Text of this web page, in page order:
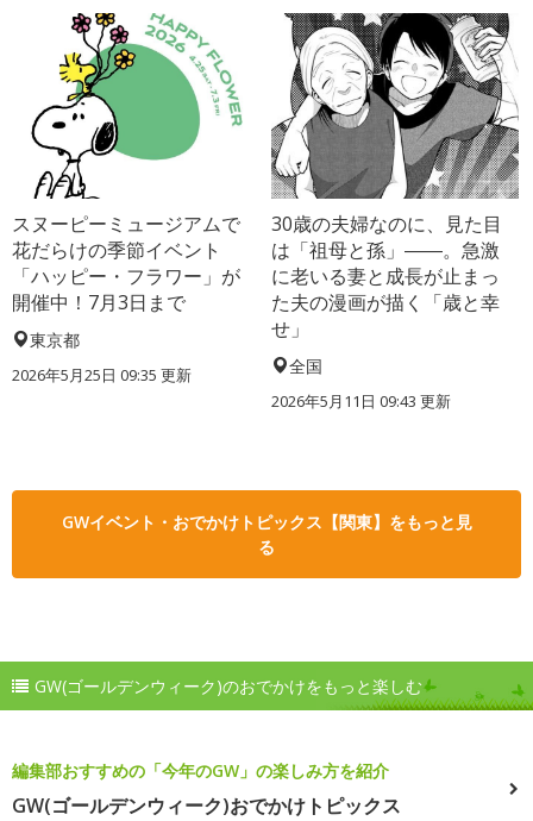
スヌーピーミュージアムで
花だらけの季節イベント
「ハッピー・フラワー」が
開催中！7月3日まで
東京都
2026年5月25日 09:35 更新
30歳の夫婦なのに、見た目
は「祖母と孫」――。急激
に老いる妻と成長が止まっ
た夫の漫画が描く「歳と幸
せ」
全国
2026年5月11日 09:43 更新
GWイベント・おでかけトピックス【関東】をもっと見
る
GW(ゴールデンウィーク)のおでかけをもっと楽しむ
編集部おすすめの「今年のGW」の楽しみ方を紹介
GW(ゴールデンウィーク)おでかけトピックス